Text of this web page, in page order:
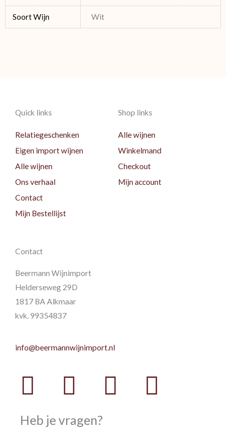
Soort Wijn Wit
Quick links
Relatiegeschenken
Eigen import wijnen
Alle wijnen
Ons verhaal
Contact
Mijn Bestellijst
Shop links
Alle wijnen
Winkelmand
Checkout
Mijn account
Contact
Beermann Wijnimport
Helderseweg 29D
1817 BA Alkmaar
kvk. 99354837
info@beermannwijnimport.nl
Facebook
Twitter
Youtube
Heb je vragen?